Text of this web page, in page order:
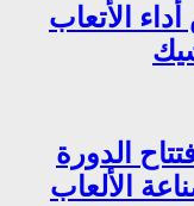
الأتعاب
الدورة
الألعاب